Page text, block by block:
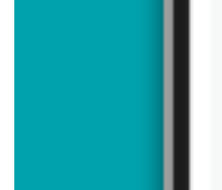
Trafiłeś na
Zobacz